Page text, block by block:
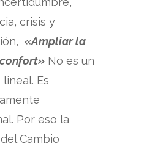
crisis y
«Ampliar la
No es un
Es
Por eso la
Cambio